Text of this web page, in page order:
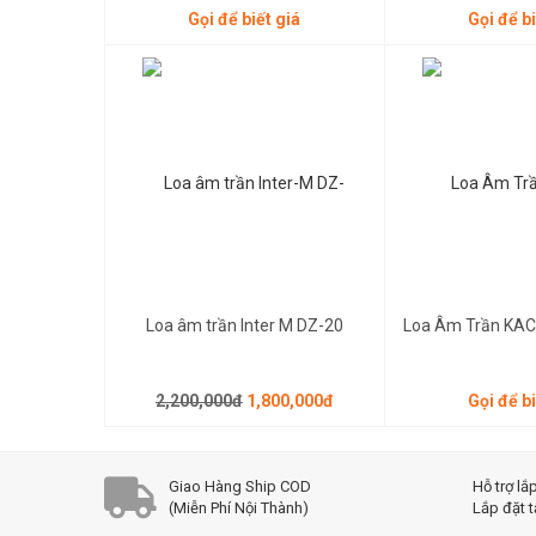
Gọi để biết giá Gọi để
Loa âm trần Inter M DZ-20
2,200,000đ 1,800,000đ
Loa Âm Trần
Gọi để
Giao Hàng Ship COD
(Miễn Phí Nội Thành)
Hỗ trợ
Lắp đặt